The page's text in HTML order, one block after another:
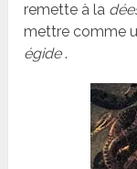
remette à la
mettre comme
égide.